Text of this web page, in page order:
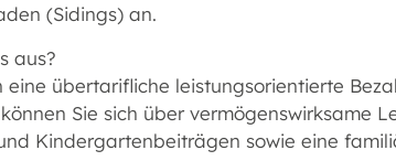
(Sidings) an.
aus?
übertarifliche leistungsorientierte
Sie sich über vermögenswirksame
Kindergartenbeiträgen sowie eine